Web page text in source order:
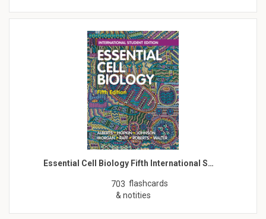
Essential Cell Biology Fifth International S…
703 flashcards
& notities